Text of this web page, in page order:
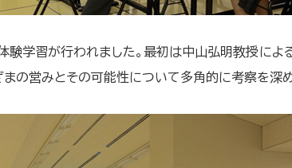
学習が行われました。最初は中山弘明教授によ
の営みとその可能性について多角的に考察を深め